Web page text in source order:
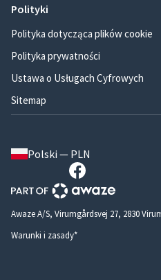
Polityki
Polityka dotycząca plików cookie
Polityka prywatności
Ustawa o Usługach Cyfrowych
Sitemap
Polski — PLN
Awaze A/S, Virumgårdsvej 27, 2830
Warunki i zasady*